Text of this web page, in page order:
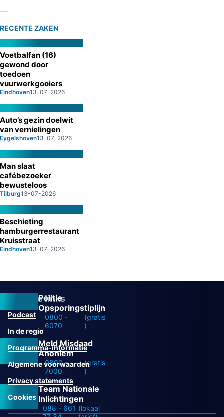
RECENTE ZAKEN
Voetbalfan (16)
gewond door
toedoen
vuurwerkgooiers
Eindhoven13-07-2026
Auto’s gezin doelwit
van vernielingen
Eygelshoven13-07-2026
Man slaat
cafébezoeker
bewusteloos
Tilburg13-07-2026
Beschieting
hamburgerrestaurant
Kruisstraat
Eindhoven13-07-2026
Politie
Opsporingstiplijn
0800 -
6070
(gratis
)
Meld Misdaad
Anoniem
0800 -
7000
(gratis
)
Team Nationale
Inlichtingen
088 - 661 (lokaal
Overige links
Podcast
In de regio
Programma-informatie
Algemene voorwaarden
Privacy statements
Cookies